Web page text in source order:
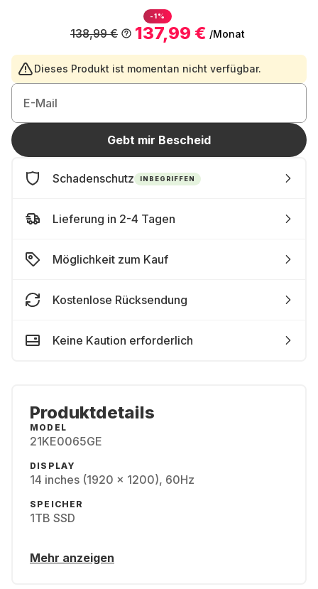
-1%
137,99 € /Monat
138,99 €
Dieses Produkt ist momentan nicht verfügbar.
E-Mail
Gebt mir Bescheid
Schadenschutz INBEGRIFFEN
Lieferung in 2-4 Tagen
Möglichkeit zum Kauf
Kostenlose Rücksendung
Keine Kaution erforderlich
Produktdetails
MODEL
21KE0065GE
DISPLAY
14 inches (1920 x 1200), 60Hz
SPEICHER
1TB SSD
Mehr anzeigen